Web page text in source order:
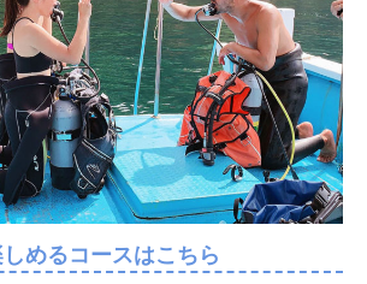
めるコースはこちら